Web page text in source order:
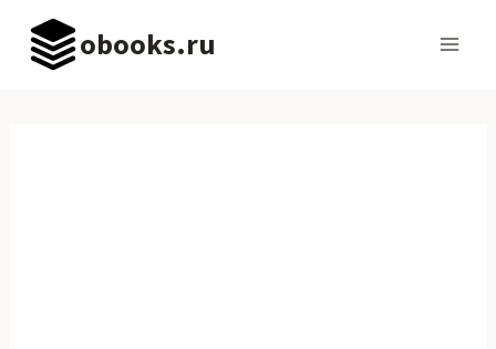
Перейти
содержимому
obooks.ru